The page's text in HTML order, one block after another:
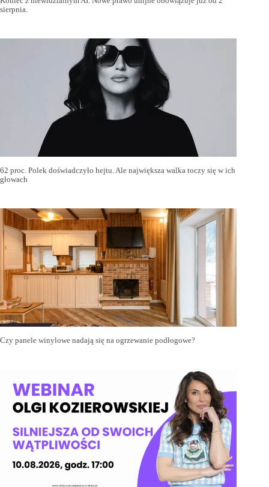
sierpnia.
62 proc. Polek doświadczyło hejtu. Ale największa walka toczy się w ich
głowach
Czy panele winylowe nadają się na ogrzewanie podłogowe?